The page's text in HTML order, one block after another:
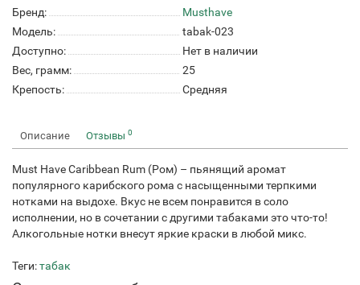
Бренд:
Musthave
Модель:
tabak-023
Доступно:
Нет в наличии
Вес, грамм:
25
Крепость:
Средняя
Описание Отзывы 0
Must Have Caribbean Rum (Ром) – пьянящий аромат
популярного карибского рома с насыщенными терпкими
нотками на выдохе. Вкус не всем понравится в соло
исполнении, но в сочетании с другими табаками это что-то!
Алкогольные нотки внесут яркие краски в любой микс.
Теги:табак